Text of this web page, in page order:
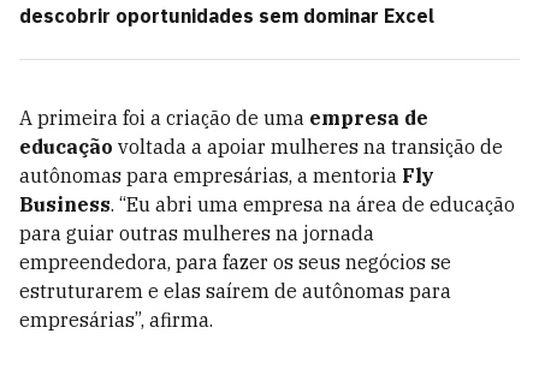
descobrir oportunidades sem dominar Excel
A primeira foi a criação de uma empresa de
educação voltada a apoiar mulheres na transição de
autônomas para empresárias, a mentoria Fly
Business. “Eu abri uma empresa na área de educação
para guiar outras mulheres na jornada
empreendedora, para fazer os seus negócios se
estruturarem e elas saírem de autônomas para
empresárias”, afirma.